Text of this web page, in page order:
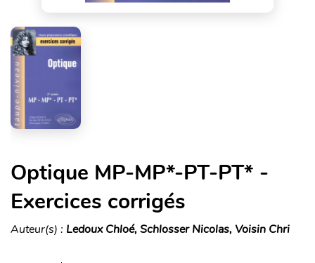
Optique MP-MP*-PT-PT* -
Exercices corrigés
Auteur(s) : Ledoux Chloé, Schlosser Nicolas, Voisin Chri